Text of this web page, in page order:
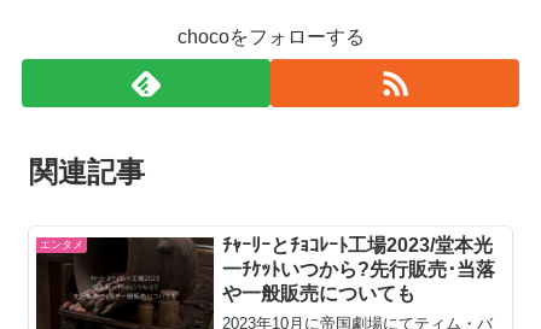
chocoをフォローする
関連記事
エンタメ
ﾁｬｰﾘｰとﾁｮｺﾚｰﾄ工場2023/堂本光
一ﾁｹｯﾄいつから?先行販売･当落
や一般販売についても
2023年10月に帝国劇場にてティム・バ